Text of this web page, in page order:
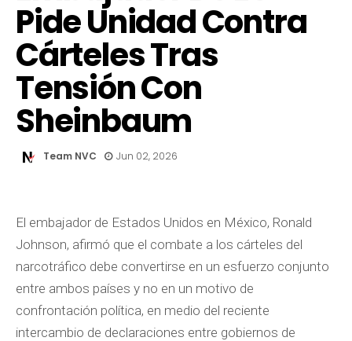
Pide Unidad Contra
Cárteles Tras
Tensión Con
Sheinbaum
Team NVC Jun 02, 2026
El embajador de Estados Unidos en México, Ronald
Johnson, afirmó que el combate a los cárteles del
narcotráfico debe convertirse en un esfuerzo conjunto
entre ambos países y no en un motivo de
confrontación política, en medio del reciente
intercambio de declaraciones entre gobiernos de